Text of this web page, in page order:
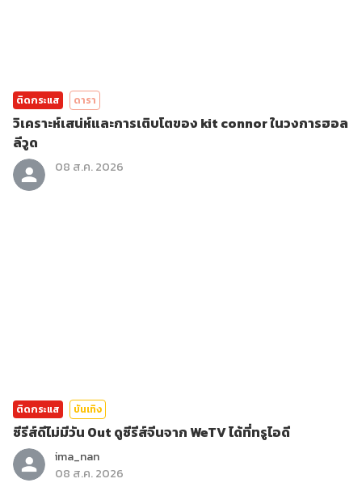
ติดกระแส ดารา
วิเคราะห์เสน่ห์และการเติบโตของ kit connor ในวงการฮอล
ลีวูด
08 ส.ค. 2026
ติดกระแส บันเทิง
ซีรีส์ดีไม่มีวัน Out ดูซีรีส์จีนจาก WeTV ได้ที่ทรูไอดี
ima_nan
08 ส.ค. 2026